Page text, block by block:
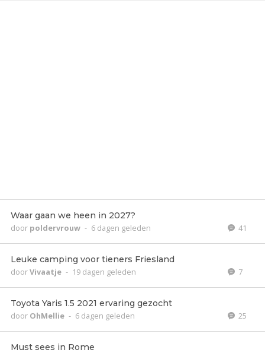
Waar gaan we heen in 2027?
door poldervrouw - 6 dagen geleden 41
Leuke camping voor tieners Friesland
doorVivaatje - 19 dagen geleden 7
Toyota Yaris 1.5 2021 ervaring gezocht
door OhMellie - 6 dagen geleden 25
Must sees in Rome